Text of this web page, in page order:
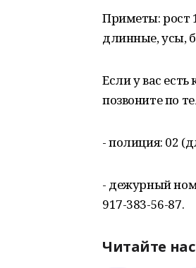
Приметы: рост
длинные, усы,
Если у вас
позвоните по
- полиция: 02
- дежурный
917-383-56-87.
Читайте нас